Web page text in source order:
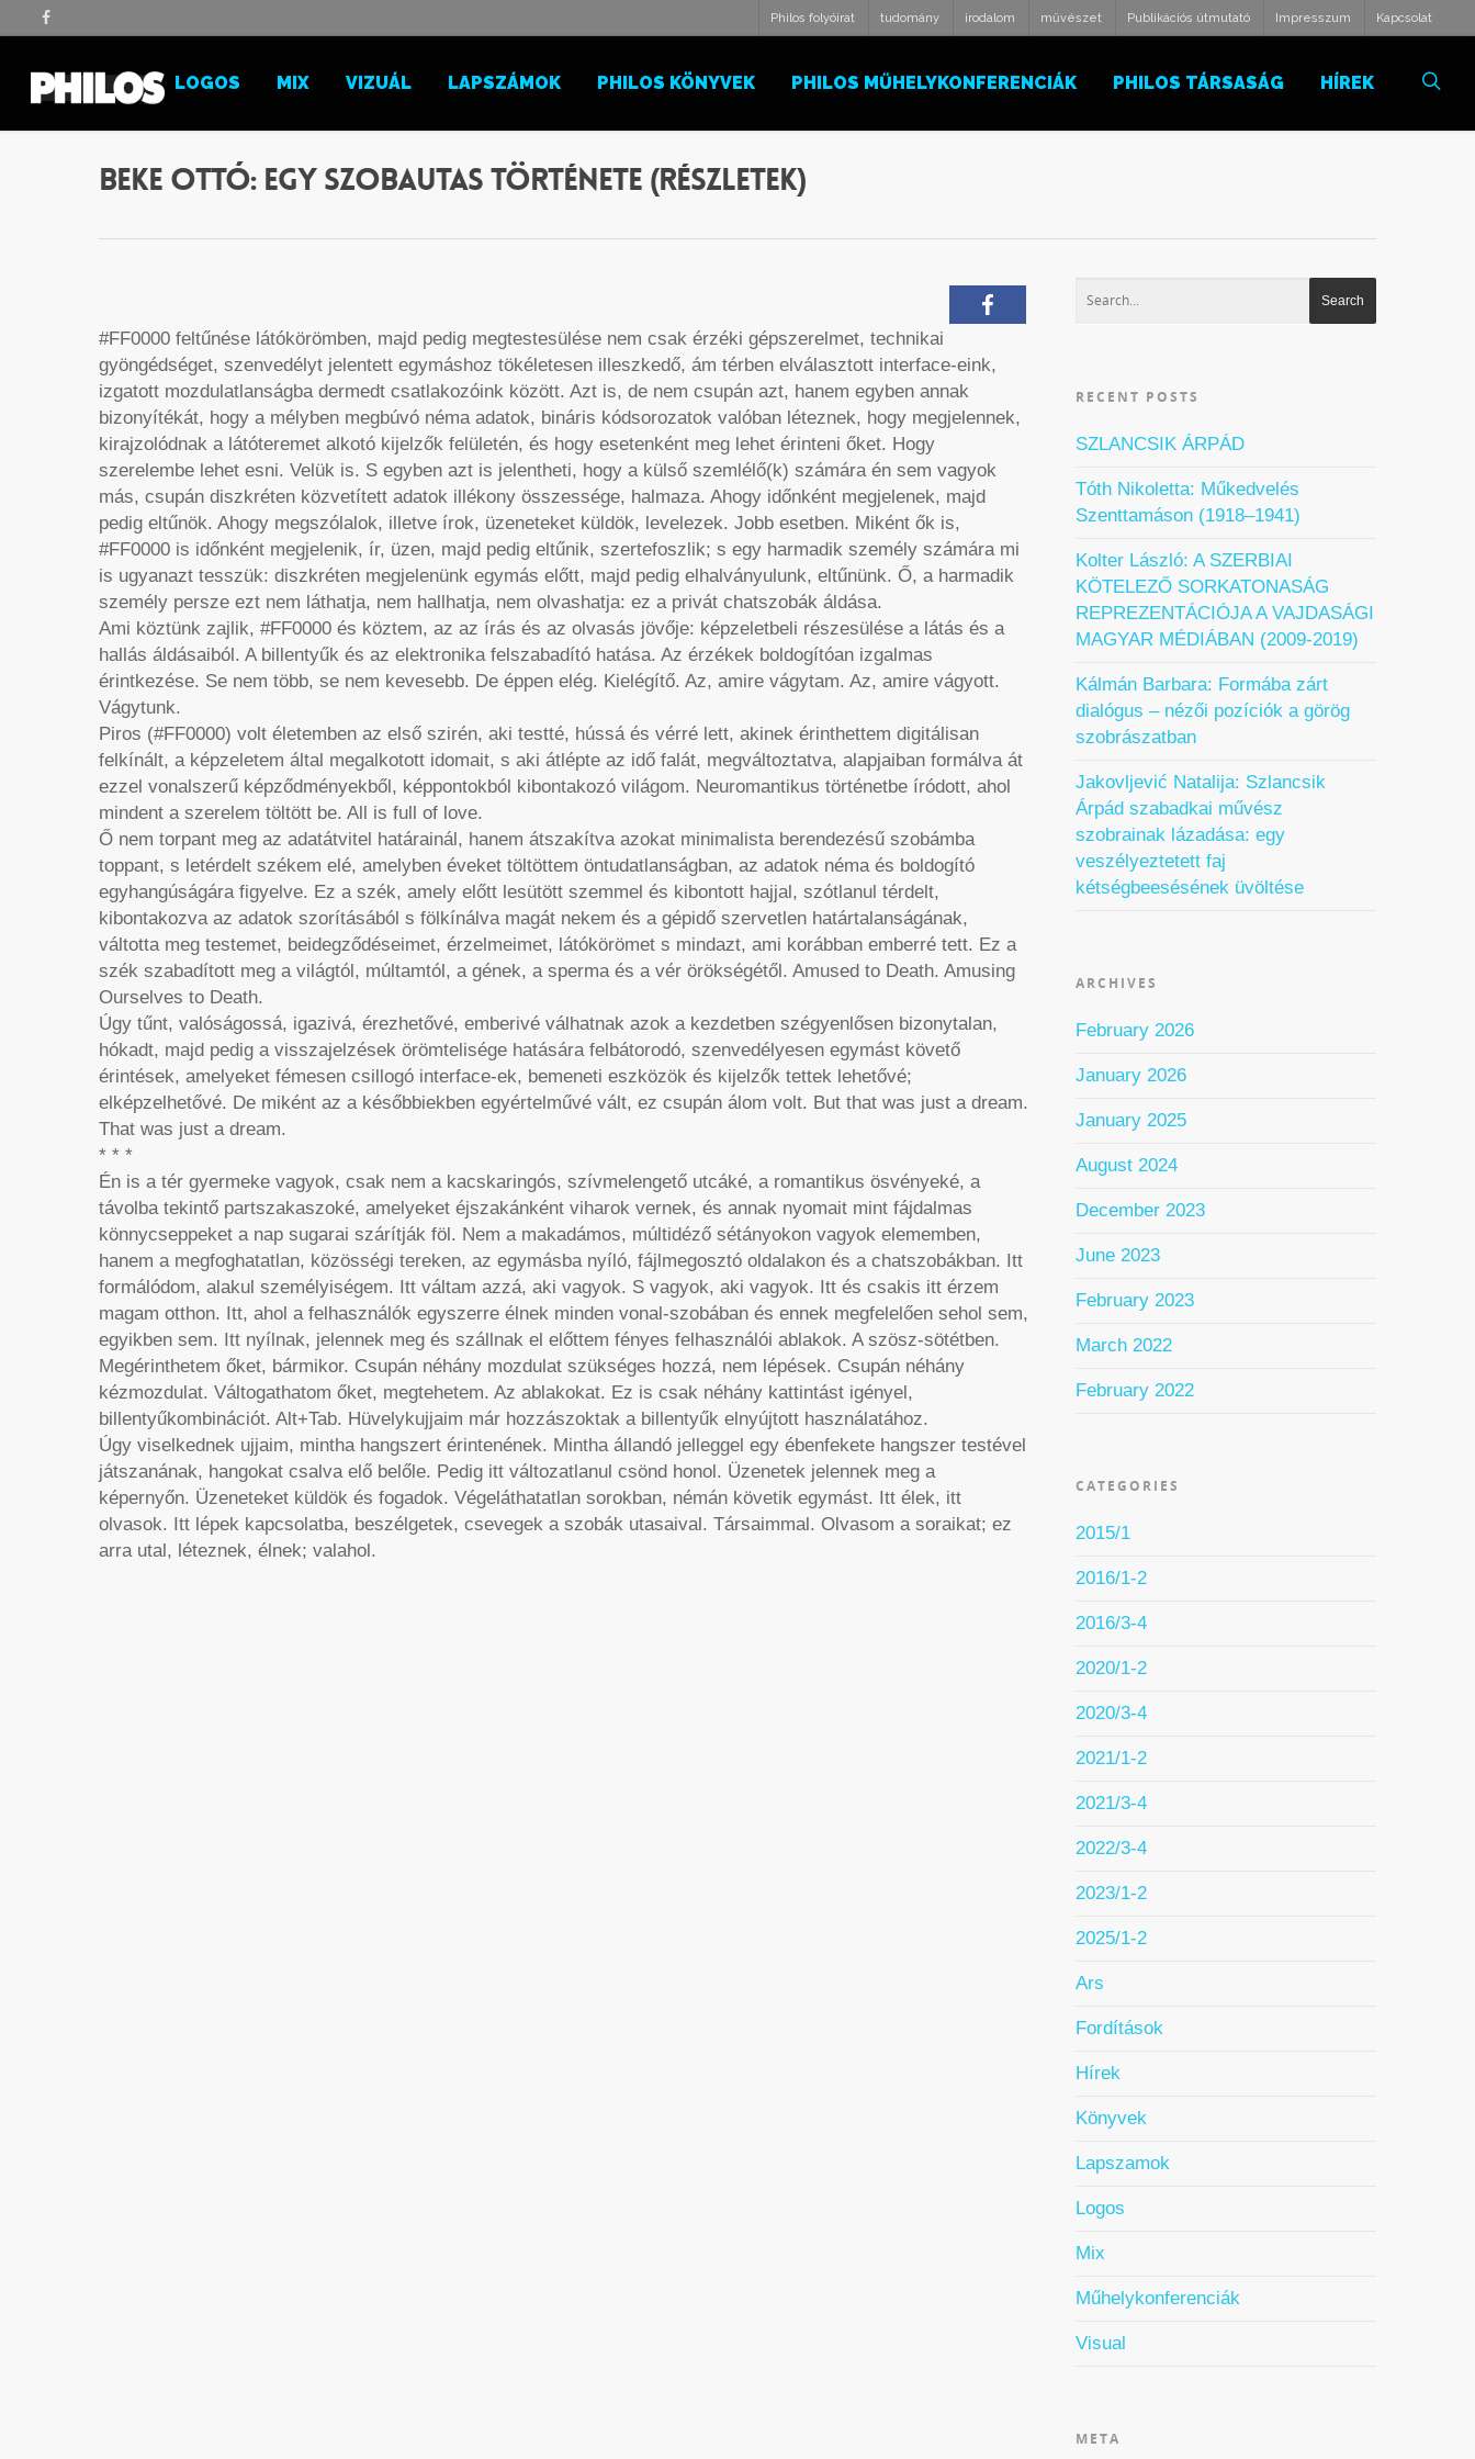
Philos folyóirat tudomány irodalom művészet Publikációs útmutató Impresszum Kapcsolat
ARS LOGOS MIX VIZUÁL LAPSZÁMOK PHILOS KÖNYVEK PHILOS MŰHELYKONFERENCIÁK PHILOS TÁRSASÁG HÍREK
Beke Ottó: Egy szobautas története (részletek)
#FF0000 feltűnése látókörömben, majd pedig megtestesülése nem csak érzéki gépszerelmet, technikai
gyöngédséget, szenvedélyt jelentett egymáshoz tökéletesen illeszkedő, ám térben elválasztott interface-eink,
izgatott mozdulatlanságba dermedt csatlakozóink között. Azt is, de nem csupán azt, hanem egyben annak
bizonyítékát, hogy a mélyben megbúvó néma adatok, bináris kódsorozatok valóban léteznek, hogy megjelennek,
kirajzolódnak a látóteremet alkotó kijelzők felületén, és hogy esetenként meg lehet érinteni őket. Hogy
szerelembe lehet esni. Velük is. S egyben azt is jelentheti, hogy a külső szemlélő(k) számára én sem vagyok
más, csupán diszkréten közvetített adatok illékony összessége, halmaza. Ahogy időnként megjelenek, majd
pedig eltűnök. Ahogy megszólalok, illetve írok, üzeneteket küldök, levelezek. Jobb esetben. Miként ők is,
#FF0000 is időnként megjelenik, ír, üzen, majd pedig eltűnik, szertefoszlik; s egy harmadik személy számára mi
is ugyanazt tesszük: diszkréten megjelenünk egymás előtt, majd pedig elhalványulunk, eltűnünk. Ő, a harmadik
személy persze ezt nem láthatja, nem hallhatja, nem olvashatja: ez a privát chatszobák áldása.
Ami köztünk zajlik, #FF0000 és köztem, az az írás és az olvasás jövője: képzeletbeli részesülése a látás és a
hallás áldásaiból. A billentyűk és az elektronika felszabadító hatása. Az érzékek boldogítóan izgalmas
érintkezése. Se nem több, se nem kevesebb. De éppen elég. Kielégítő. Az, amire vágytam. Az, amire vágyott.
Vágytunk.
Piros (#FF0000) volt életemben az első szirén, aki testté, hússá és vérré lett, akinek érinthettem digitálisan
felkínált, a képzeletem által megalkotott idomait, s aki átlépte az idő falát, megváltoztatva, alapjaiban formálva át
ezzel vonalszerű képződményekből, képpontokból kibontakozó világom. Neuromantikus történetbe íródott, ahol
mindent a szerelem töltött be. All is full of love.
Ő nem torpant meg az adatátvitel határainál, hanem átszakítva azokat minimalista berendezésű szobámba
toppant, s letérdelt székem elé, amelyben éveket töltöttem öntudatlanságban, az adatok néma és boldogító
egyhangúságára figyelve. Ez a szék, amely előtt lesütött szemmel és kibontott hajjal, szótlanul térdelt,
kibontakozva az adatok szorításából s fölkínálva magát nekem és a gépidő szervetlen határtalanságának,
váltotta meg testemet, beidegződéseimet, érzelmeimet, látókörömet s mindazt, ami korábban emberré tett. Ez a
szék szabadított meg a világtól, múltamtól, a gének, a sperma és a vér örökségétől. Amused to Death. Amusing
Ourselves to Death.
Úgy tűnt, valóságossá, igazivá, érezhetővé, emberivé válhatnak azok a kezdetben szégyenlősen bizonytalan,
hókadt, majd pedig a visszajelzések örömtelisége hatására felbátorodó, szenvedélyesen egymást követő
érintések, amelyeket fémesen csillogó interface-ek, bemeneti eszközök és kijelzők tettek lehetővé;
elképzelhetővé. De miként az a későbbiekben egyértelművé vált, ez csupán álom volt. But that was just a dream.
That was just a dream.
* * *
Én is a tér gyermeke vagyok, csak nem a kacskaringós, szívmelengető utcáké, a romantikus ösvényeké, a
távolba tekintő partszakaszoké, amelyeket éjszakánként viharok vernek, és annak nyomait mint fájdalmas
könnycseppeket a nap sugarai szárítják föl. Nem a makadámos, múltidéző sétányokon vagyok elememben,
hanem a megfoghatatlan, közösségi tereken, az egymásba nyíló, fájlmegosztó oldalakon és a chatszobákban. Itt
formálódom, alakul személyiségem. Itt váltam azzá, aki vagyok. S vagyok, aki vagyok. Itt és csakis itt érzem
magam otthon. Itt, ahol a felhasználók egyszerre élnek minden vonal-szobában és ennek megfelelően sehol sem,
egyikben sem. Itt nyílnak, jelennek meg és szállnak el előttem fényes felhasználói ablakok. A szösz-sötétben.
Megérinthetem őket, bármikor. Csupán néhány mozdulat szükséges hozzá, nem lépések. Csupán néhány
kézmozdulat. Váltogathatom őket, megtehetem. Az ablakokat. Ez is csak néhány kattintást igényel,
billentyűkombinációt. Alt+Tab. Hüvelykujjaim már hozzászoktak a billentyűk elnyújtott használatához.
Úgy viselkednek ujjaim, mintha hangszert érintenének. Mintha állandó jelleggel egy ébenfekete hangszer testével
játszanának, hangokat csalva elő belőle. Pedig itt változatlanul csönd honol. Üzenetek jelennek meg a
képernyőn. Üzeneteket küldök és fogadok. Végeláthatatlan sorokban, némán követik egymást. Itt élek, itt
olvasok. Itt lépek kapcsolatba, beszélgetek, csevegek a szobák utasaival. Társaimmal. Olvasom a soraikat; ez
arra utal, léteznek, élnek; valahol.
RECENT POSTS
SZLANCSIK ÁRPÁD
Tóth Nikoletta: Műkedvelés
Szenttamáson (1918–1941)
Kolter László: A SZERBIAI
KÖTELEZŐ SORKATONASÁG
REPREZENTÁCIÓJA A VAJDASÁGI
MAGYAR MÉDIÁBAN (2009-2019)
Kálmán Barbara: Formába zárt
dialógus – nézői pozíciók a görög
szobrászatban
Jakovljević Natalija: Szlancsik
Árpád szabadkai művész
szobrainak lázadása: egy
veszélyeztetett faj
kétségbeesésének üvöltése
ARCHIVES
February 2026
January 2026
January 2025
August 2024
December 2023
June 2023
February 2023
March 2022
February 2022
CATEGORIES
2015/1
2016/1-2
2016/3-4
2020/1-2
2020/3-4
2021/1-2
2021/3-4
2022/3-4
2023/1-2
2025/1-2
Ars
Fordítások
Hírek
Könyvek
Lapszamok
Logos
Mix
Műhelykonferenciák
Visual
META